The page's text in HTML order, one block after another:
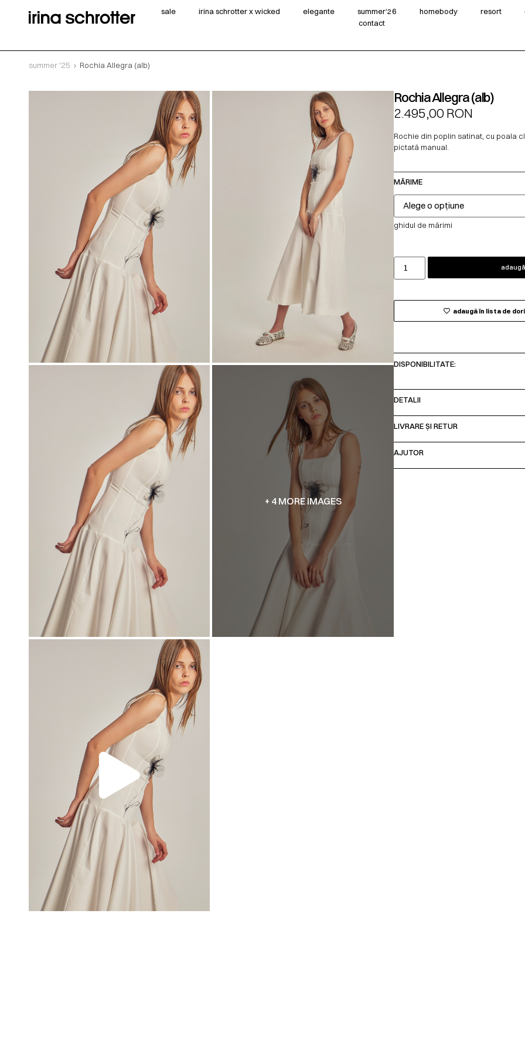
sale irina schrotter x wicked elegante summer‘26 homebody resort
contact
summer '25 Rochia Allegra (alb)
+ 4 MORE IMAGES
Rochia Allegra (alb)
2.495,00RON
Rochie din poplin satinat, cu poala
pictată manual.
MĂRIME
ghidul de mărimi
adaugă în lista de
DISPONIBILITATE:
DETALII
LIVRARE ȘI RETUR
AJUTOR